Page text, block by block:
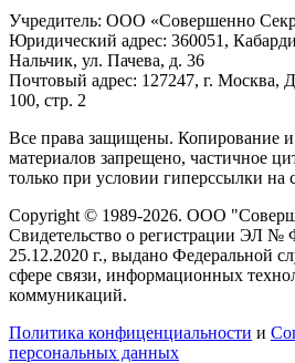
Учредитель: ООО «Совершенно
Юридический адрес: 360051,
Нальчик, ул. Пачева, д. 36
Почтовый адрес: 127247, г. Москва,
100, стр. 2
Все права защищены. Копирование и
материалов запрещено, частичное
только при условии гиперссылки на
Copyright © 1989-2026. ООО
Свидетельство о регистрации ЭЛ №
25.12.2020 г., выдано Федеральной
сфере связи, информационных
коммуникаций.
Политика конфиценциальности и
персональных данных